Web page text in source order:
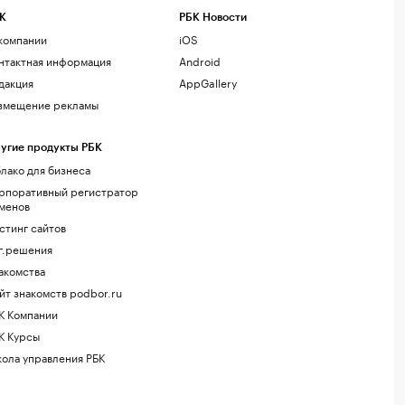
информация
рекламы
продукты РБК
для бизнеса
регистратор
сайтов
знакомств podbor.ru
Компании
Курсы
управления РБК
РБК Новости
iOS
Android
AppGallery